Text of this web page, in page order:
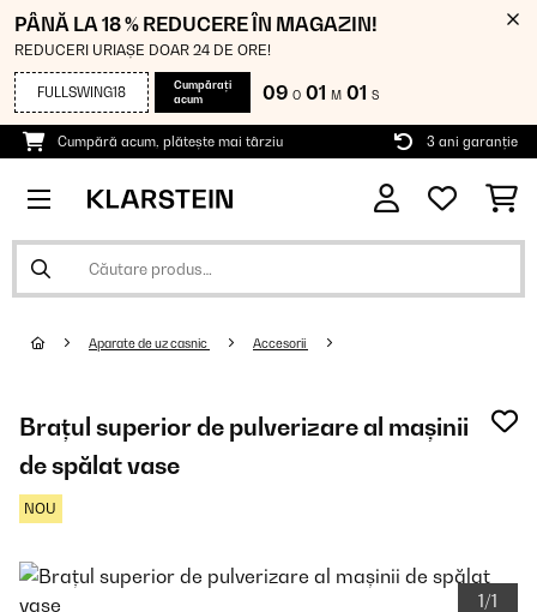
PÂNĂ LA 18 % REDUCERE ÎN MAGAZIN!
REDUCERI URIAȘE DOAR 24 DE ORE!
FULLSWING18
Cumpărați
acum
09 O 01 M 00 S
Cumpără acum, plătește mai târziu 3 ani garanție
Aparate de uz casnic Accesorii
Brațul superior de pulverizare al mașinii
de spălat vase
NOU
1/1